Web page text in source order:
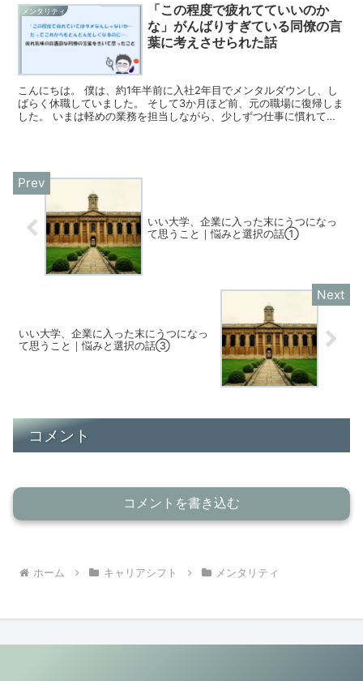
メンタリティ
「この程度で疲れてていいのか
な」がんばりすぎている同僚の言
葉に考えさせられた話
こんにちは。 僕は、約1年半前に入社2年目でメンタルダウンし、し
ばらく休職していました。 そして3か月ほど前、元の職場に復帰しま
した。 いまは軽めの業務を担当しながら、少しずつ仕事に慣れてい
いい大学、企業に入った末にうつになっ
て思うこと｜悩みと選択の話①
いい大学、企業に入った末にうつになっ
て思うこと｜悩みと選択の話③
コメント
コメントを書き込む
ホーム キャリアシフト メンタリティ